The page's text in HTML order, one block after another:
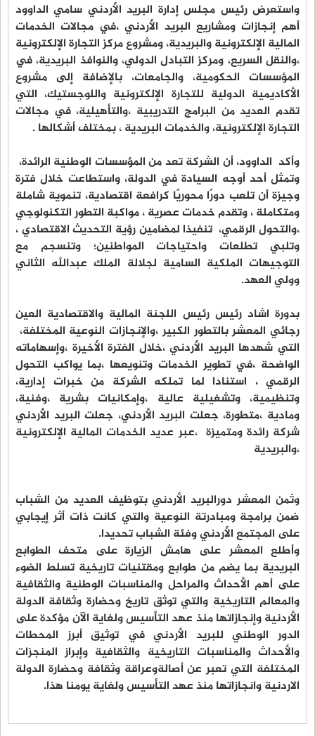
واستعرض رئيس مجلس إدارة البريد الأردني سامي الداوود
أهم إنجازات ومشاريع البريد الأردني ،في مجالات الخدمات
المالية الإلكترونية والبريدية، ومشروع مركز التجارة الإلكترونية
،والنقل السريع، ومركز التبادل الدولي، والنوافذ البريدية، في
المؤسسات الحكومية، والجامعات، بالإضافة إلى مشروع
الأكاديمية الدولية للتجارة الإلكترونية واللوجستيك، التي
تقدم العديد من البرامج التدريبية ،والتأهيلية، في مجالات
التجارة الإلكترونية، والخدمات البريدية ، بمختلف أشكالها .
وأكد الداوود، أن الشركة تعد من المؤسسات الوطنية الرائدة،
وتمثل أحد أوجه السيادة في الدولة، واستطاعت خلال فترة
وجيزة أن تلعب دورًا محوريًا كرافعة اقتصادية، تنموية شاملة
ومتكاملة ، وتقدم خدمات عصرية ، مواكبة التطور التكنولوجي
،والتحول الرقمي، تنفيذا لمضامين رؤية التحديث الاقتصادي ،
وتلبي تطلعات واحتياجات المواطنين؛ وتنسجم مع
التوجيهات الملكية السامية لجلالة الملك عبدالله الثاني
وولي العهد.
بدورة اشاد رئيس رئيس اللجنة المالية والاقتصادية العين
رجائي المعشر بالتطور الكبير ،والإنجازات النوعية المختلفة،
التي شهدها البريد الأردني ،خلال الفترة الأخيرة ،وإسهاماته
الواضحة ،في تطوير الخدمات وتنويعها ،بما يواكب التحول
الرقمي ، استنادا لما تملكه الشركة من خبرات إدارية،
وتنظيمية، وتشغيلية عالية ،وإمكانيات بشرية ،وفنية،
ومادية ،متطورة، جعلت البريد الأردني، جعلت البريد الأردني
شركة رائدة ومتميزة ،عبر عديد الخدمات المالية الإلكترونية
،والبريدية
وثمن المعشر دورالبريد الأردني بتوظيف العديد من الشباب
ضمن برامجة ومبادرتة النوعية والتي كانت ذات أثر إيجابي
على المجتمع الأردني وفئة الشباب تحديدا.
وأطلع المعشر على هامش الزيارة على متحف الطوابع
البريدية بما يضم من طوابع ومقتنيات تاريخية تسلط الضوء
على أهم الأحداث والمراحل والمناسبات الوطنية والثقافية
والمعالم التاريخية والتي توثق تاريخ وحضارة وثقافة الدولة
الأردنية وإنجازاتها منذ عهد التأسيس ولغاية الآن مؤكدة على
الدور الوطني للبريد الأردني في توثيق أبرز المحطات
والأحداث والمناسبات التاريخية والثقافية وإبراز المنجزات
المختلفة التي تعبر عن أصالةوعراقة وثقافة وحضارة الدولة
الاردنية وانجازاتها منذ عهد التأسيس ولغاية يومنا هذا.